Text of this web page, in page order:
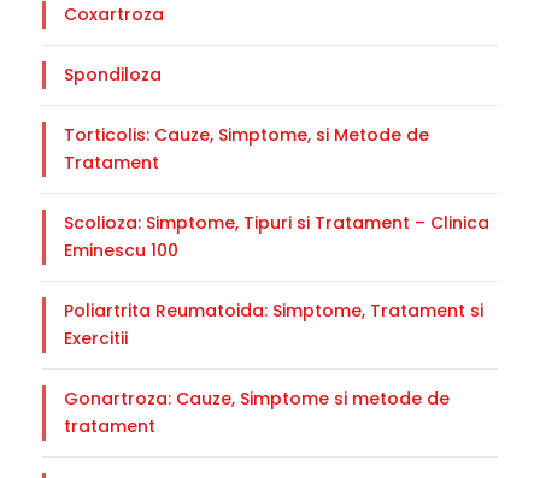
Coxartroza
Spondiloza
Torticolis: Cauze, Simptome, si Metode de
Tratament
Scolioza: Simptome, Tipuri si Tratament – Clinica
Eminescu 100
Poliartrita Reumatoida: Simptome, Tratament si
Exercitii
Gonartroza: Cauze, Simptome si metode de
tratament